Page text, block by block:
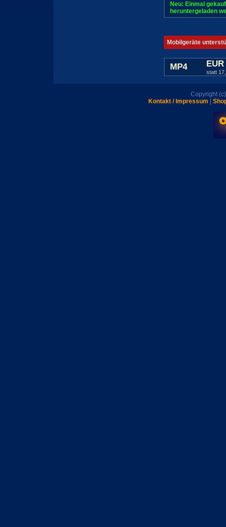
Neu: Einmal
heruntergeladen
Mobilgeräte
MP4
statt
Copyright
Kontakt / Impressum